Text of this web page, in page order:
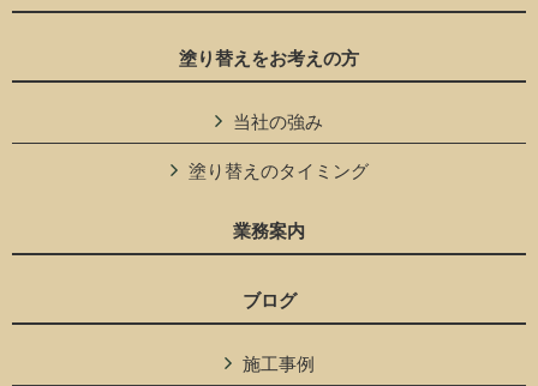
塗り替えをお考えの方
当社の強み
塗り替えのタイミング
業務案内
ブログ
施工事例